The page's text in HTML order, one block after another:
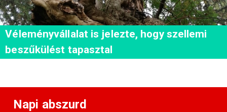
Véleményvállalat is jelezte, hogy szellemi
beszűkülést tapasztal
Napi abszurd